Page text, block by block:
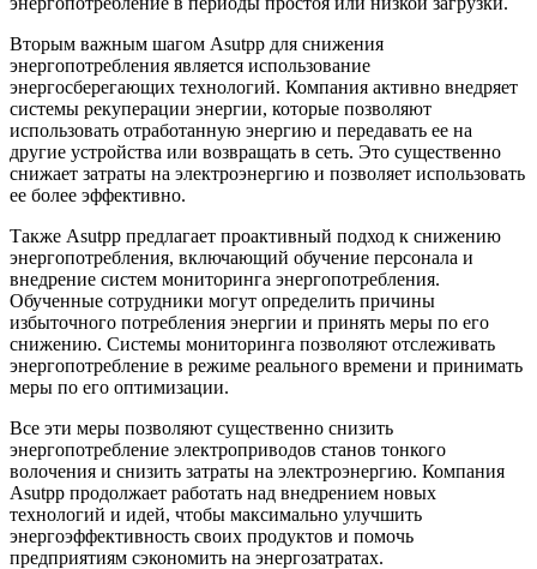
Вторым важным шагом Asutpp для снижения
энергопотребления является использование
энергосберегающих технологий. Компания активно внедряет
системы рекуперации энергии, которые позволяют
использовать отработанную энергию и передавать ее на
другие устройства или возвращать в сеть. Это существенно
снижает затраты на электроэнергию и позволяет использовать
ее более эффективно.
Также Asutpp предлагает проактивный подход к снижению
энергопотребления, включающий обучение персонала и
внедрение систем мониторинга энергопотребления.
Обученные сотрудники могут определить причины
избыточного потребления энергии и принять меры по его
снижению. Системы мониторинга позволяют отслеживать
энергопотребление в режиме реального времени и принимать
меры по его оптимизации.
Все эти меры позволяют существенно снизить
энергопотребление электроприводов станов тонкого
волочения и снизить затраты на электроэнергию. Компания
Asutpp продолжает работать над внедрением новых
технологий и идей, чтобы максимально улучшить
энергоэффективность своих продуктов и помочь
предприятиям сэкономить на энергозатратах.